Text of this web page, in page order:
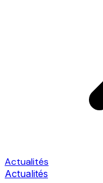
Actualités
Actualités